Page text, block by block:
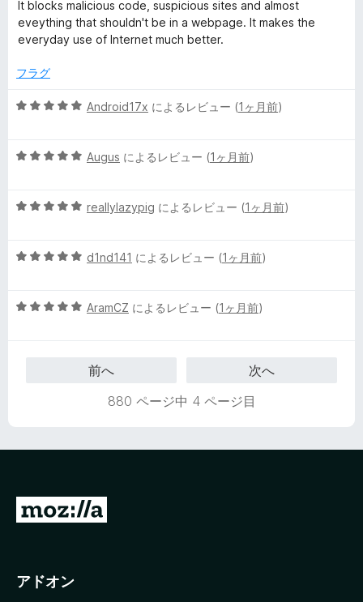
It blocks malicious code, suspicious sites and almost
eveything that shouldn't be in a webpage. It makes the
everyday use of Internet much better.
フラグ
5
中
評
Android17x によるレビュー (1ヶ月前)
5
中
評
Augus によるレビュー (1ヶ月前)
5
中
評
reallylazypig によるレビュー (1ヶ月前)
5
中
d1nd141 によるレビュー (1ヶ月前)
5
AramCZ によるレビュー (1ヶ月前)
前へ
次へ
880 ページ中 4 ページ目
M
i
アドオン